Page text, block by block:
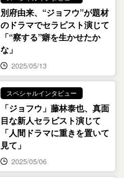
別府由来、“ジョフウ”が題材
のドラマでセラピスト演じて
「“察する”癖を生かせたか
な」
2025/05/13
スペシャルインタビュー
「ジョフウ」藤林泰也、真面
目な新人セラピスト演じて
「人間ドラマに重きを置いて
見て」
2025/05/06